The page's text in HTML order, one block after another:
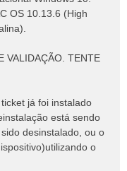
OS 10.13.6 (High
VALIDAÇÃO. TENTE
já foi instalado
está sendo
desinstalado, ou o
o